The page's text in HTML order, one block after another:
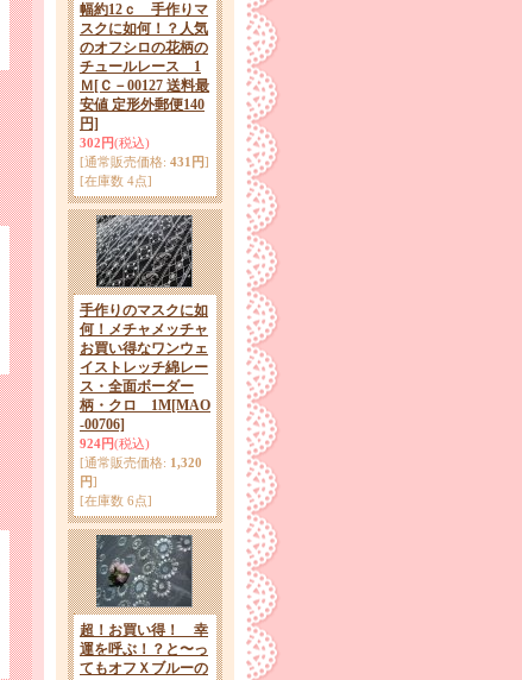
幅約12ｃ 手作りマ
スクに如何！？人気
のオフシロの花柄の
チュールレース 1
Ｍ [Ｃ－00127 送料最
安値 定形外郵便140
円]
302円(税込)
[通常販売価格: 431円]
[在庫数 4点]
手作りのマスクに如
何！メチャメッチャ
お買い得なワンウェ
イストレッチ綿レー
ス・全面ボーダー
柄・クロ 1M[MAO
-00706]
924円(税込)
[通常販売価格: 1,320
円]
[在庫数 6点]
超！お買い得！ 幸
運を呼ぶ！？と〜っ
てもオフＸブルーの